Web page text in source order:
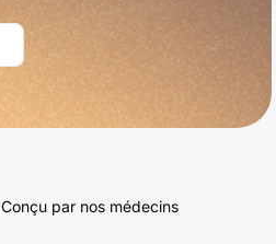
Conçu par nos médecins